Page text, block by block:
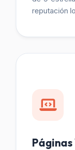
reputación